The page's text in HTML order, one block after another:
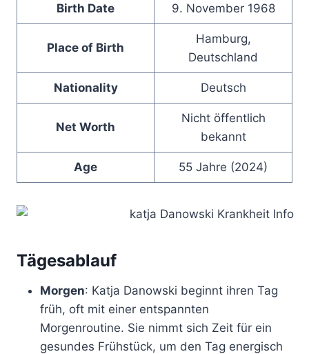
Birth Date 9. November 1968
Place of Birth
Hamburg,
Deutschland
Nationality Deutsch
Net Worth
Nicht öffentlich
bekannt
Age 55 Jahre (2024)
Tägesablauf
Morgen: Katja Danowski beginnt ihren Tag
früh, oft mit einer entspannten
Morgenroutine. Sie nimmt sich Zeit für ein
gesundes Frühstück, um den Tag energisch